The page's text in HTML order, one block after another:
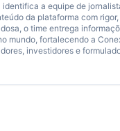
a equipe de
da plataforma com
o time entrega
mundo, fortalecendo a
investidores e